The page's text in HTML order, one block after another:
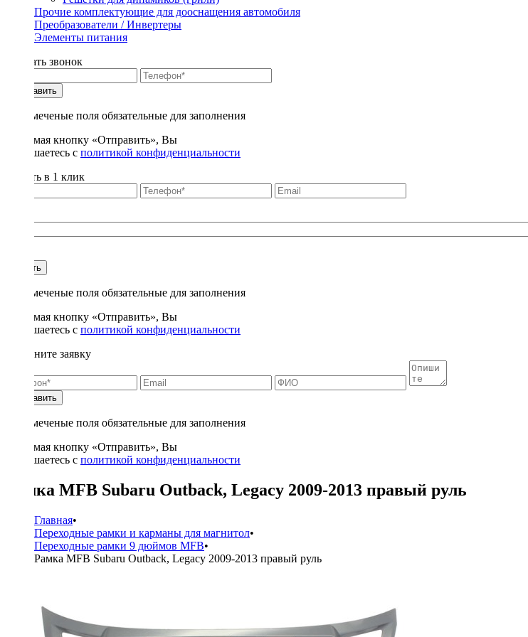
Прочие комплектующие для дооснащения автомобиля
Преобразователи / Инвертеры
Элементы питания
Заказать звонок
Отправить
* - отмеченые поля обязательные для заполнения
Нажимая кнопку «Отправить», Вы
соглашаетесь с политикой конфиденциальности
Купить в 1 клик
Купить
* - отмеченые поля обязательные для заполнения
Нажимая кнопку «Отправить», Вы
соглашаетесь с политикой конфиденциальности
Заполните заявку
Отправить
* - отмеченые поля обязательные для заполнения
Нажимая кнопку «Отправить», Вы
соглашаетесь с политикой конфиденциальности
Рамка MFB Subaru Outback, Legacy 2009-2013 правый руль
Главная•
Переходные рамки и карманы для магнитол•
Переходные рамки 9 дюймов MFB•
Рамка MFB Subaru Outback, Legacy 2009-2013 правый руль